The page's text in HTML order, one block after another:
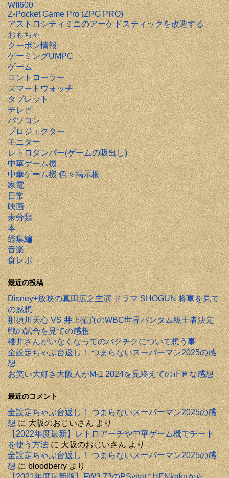
WII600
Z-Pocket Game Pro (ZPG PRO)
アストロシティミニのアーケドスティックを改造する
おもちゃ
クーポン情報
ゲーミングUMPC
ゲーム
コントローラー
スマートウォッチ
タブレット
テレビ
パソコン
プロジェクター
モニター
レトロダンパー(ゲームの吸出し)
中華ゲーム機
中華ゲーム機 色々掲示板
家電
日常
映画
未分類
本
総集編
音楽
食レポ
最近の投稿
Disney+放映の真田広之主演 ドラマ SHOGUN 将軍を見て
の感想
那須川天心 VS 井上拓真のWBC世界バンタム級王者決定
戦の試合を見ての感想
櫻井さんがいなくなってのバクチクについて想う事
全設定ちゃぶ台返し！ つまらないスーパーマン2025の感
想
お笑い大好き大阪人がM-1 2024を見終えての正直な感想
最近のコメント
全設定ちゃぶ台返し！ つまらないスーパーマン2025の感
想に大阪のおじいさんより
【2022年度最新】レトロアーチや中華ゲーム機でチート
を使う方法に大阪のおじいさんより
全設定ちゃぶ台返し！ つまらないスーパーマン2025の感
想にbloodberryより